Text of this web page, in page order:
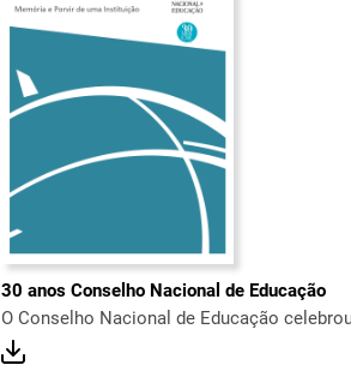
30 anos Conselho Nacional de Educação
O Conselho Nacional de Educação